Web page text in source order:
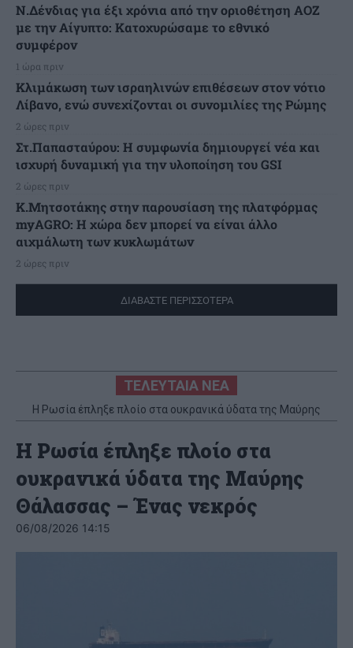
Ν.Δένδιας για έξι χρόνια από την οριοθέτηση ΑΟΖ
με την Αίγυπτο: Κατοχυρώσαμε το εθνικό
συμφέρον
1 ώρα πριν
Κλιμάκωση των ισραηλινών επιθέσεων στον νότιο
Λίβανο, ενώ συνεχίζονται οι συνομιλίες της Ρώμης
2 ώρες πριν
Στ.Παπασταύρου: Η συμφωνία δημιουργεί νέα και
ισχυρή δυναμική για την υλοποίηση του GSI
2 ώρες πριν
Κ.Μητσοτάκης στην παρουσίαση της πλατφόρμας
myAGRO: Η χώρα δεν μπορεί να είναι άλλο
αιχμάλωτη των κυκλωμάτων
2 ώρες πριν
ΔΙΑΒΑΣΤΕ ΠΕΡΙΣΣΟΤΕΡΑ